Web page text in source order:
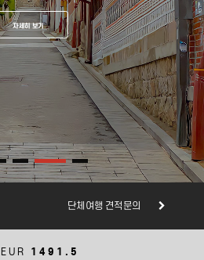
자세히 보기
자세히 보기
자세히 보기
자세히 보기
자세히 보기
자세히 보기
자세히 보기
단체여행 견적문의
USD 1389.5